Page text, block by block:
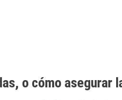
o cómo asegurar